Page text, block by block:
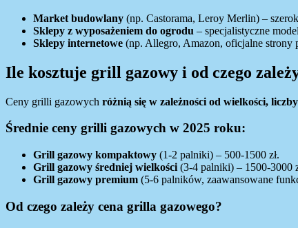
Market budowlany (np. Castorama, Leroy Merlin) –
Sklepy z wyposażeniem do ogrodu – specjalistyczne
Sklepy internetowe (np. Allegro, Amazon, oficjalne
Ile kosztuje grill gazowy i od czego
Ceny grilli gazowych różnią się w zależności od wielkości,
Średnie ceny grilli gazowych w 2025 roku:
Grill gazowy kompaktowy (1-2 palniki) – 500-1500 zł.
Grill gazowy średniej wielkości (3-4 palniki) – 1500-3000
Grill gazowy premium (5-6 palników, zaawansowane
Od czego zależy cena grilla gazowego?